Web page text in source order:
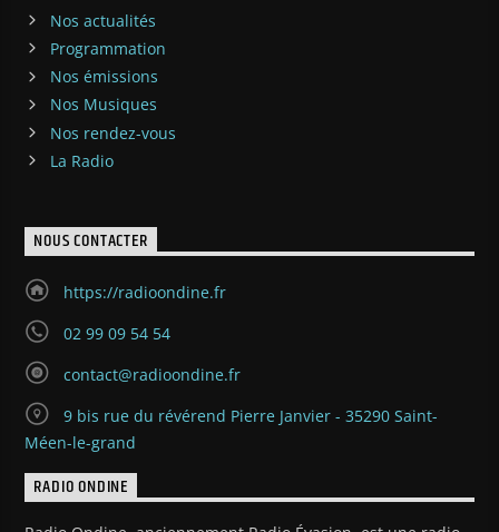
Nos actualités
Programmation
Nos émissions
Nos Musiques
Nos rendez-vous
La Radio
NOUS CONTACTER
https://radioondine.fr
02 99 09 54 54
contact@radioondine.fr
9 bis rue du révérend Pierre Janvier - 35290 Saint-
Méen-le-grand
RADIO ONDINE